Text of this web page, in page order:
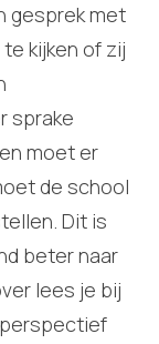
gesprek met
kijken of zij
sprake
moet er
de school
Dit is
beter naar
lees je bij